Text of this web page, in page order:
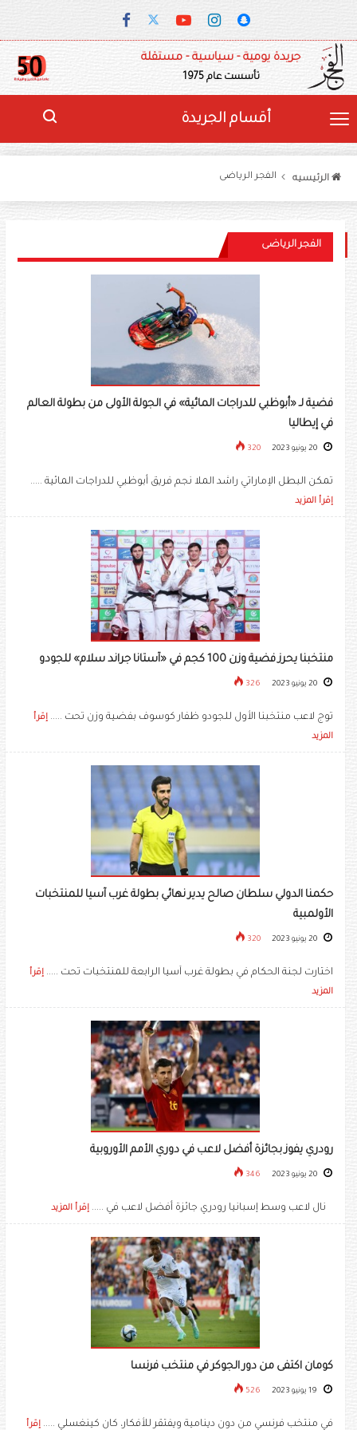
جريدة يومية - سياسية - مستقلة
تأسست عام 1975
أقسام الجريدة
الرئيسيه الفجر الرياضى
الفجر الرياضى
فضية لـ «أبوظبي للدراجات المائية» في الجولة الأولى من بطولة العالم
في إيطاليا
320
تمكن البطل الإماراتي راشد الملا نجم فريق أبوظبي للدراجات المائية .....
إقرأ المزيد
منتخبنا يحرز فضية وزن 100 كجم في «آستانا جراند سلام» للجودو
326
توج لاعب منتخبنا الأول للجودو ظفار كوسوف بفضية وزن تحت ..... إقرأ
المزيد
حكمنا الدولي سلطان صالح يدير نهائي بطولة غرب آسيا للمنتخبات
الأولمبية
320
اختارت لجنة الحكام في بطولة غرب آسيا الرابعة للمنتخبات تحت ..... إقرأ
المزيد
رودري يفوز بجائزة أفضل لاعب في دوري الأمم الأوروبية
346
نال لاعب وسط إسبانيا رودري جائزة أفضل لاعب في ..... إقرأ المزيد
كومان اكتفى من دور الجوكر في منتخب فرنسا
526
في منتخب فرنسي من دون دينامية ويفتقر للأفكار، كان كينغسلي ..... إقرأ